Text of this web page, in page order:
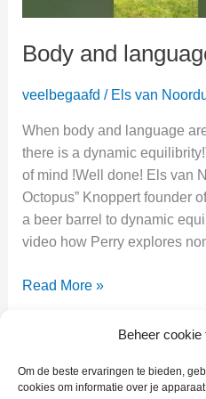
Beheer
Om de beste ervaringen te bieden,
cookies om informatie over je
Body and
veelbegaafd / Els van
When body and language
there is a dynamic
of mind !Well done! Els van
Octopus” Knoppert founder
a beer barrel to dynamic
video how Perry explores
Body
Read More »